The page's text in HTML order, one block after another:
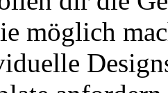
möglich